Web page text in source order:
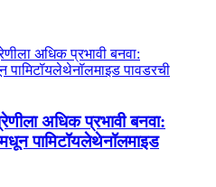
अधिक प्रभावी बनवा:
पामिटॉयलेथेनॉलमाइड